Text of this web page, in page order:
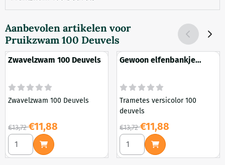
Aanbevolen artikelen voor
Pruikzwam 100 Deuvels
Zwavelzwam 100 Deuvels
Zwavelzwam 100 Deuvels
Van 13,72 voor 11,88
€13,72€11,88
Aantal kiezen voor Zwavelzwam 100 Deuvels
Gewoon elfenbankje
Trametes versicolor 100
deuvels
Van 13,72 voor 11,88
€13,72€11,88
Aantal kiezen voor Gewoon